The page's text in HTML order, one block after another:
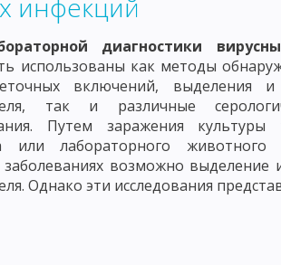
инфекций
диагностики
использованы как методы
включений, выделения
так и различные
Путем заражения культуры
или лабораторного
заболеваниях возможно выделение
Однако эти исследования